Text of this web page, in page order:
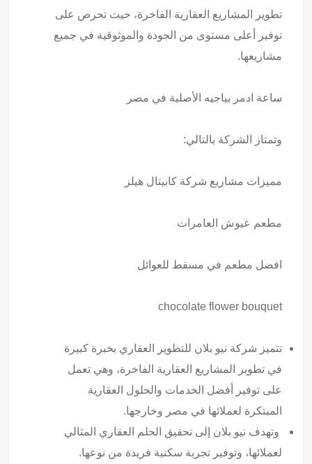
تطوير المشاريع العقارية الفاخرة، حيث تحرص على
توفير أعلى مستوى من الجودة والموثوقية في جميع
مشاريعها.
ساعة ادمر بياجيه الأصلية في مصر
وتمتاز الشركة بالتالي:
مميزات مشاريع شركة كابيتال هيلز
مطعم عيوش العامرات
افضل مطعم في مسقط للعوائل
chocolate flower bouquet
تتميز شركة نيو بلان للتطوير العقاري بخبرة كبيرة
في تطوير المشاريع العقارية الفاخرة، وهي تعمل
على توفير أفضل الخدمات والحلول العقارية
المبتكرة لعملائها في مصر وخارجها.
وتهدف نيو بلان إلى تحقيق الحلم العقاري المثالي
لعملائها، وتوفير تجربة سكنية فريدة من نوعها.